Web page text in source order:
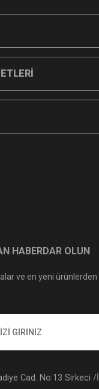
HABERDAR OLUN
ve en yeni
Cad. No:13 Sirkeci /